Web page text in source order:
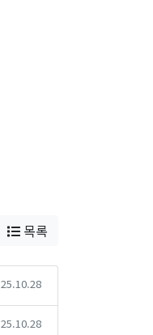
목록
25.10.28
25.10.28